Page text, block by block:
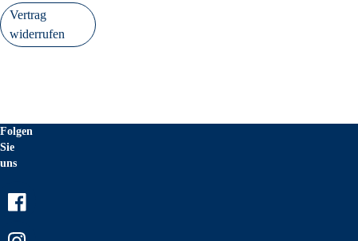
Vertrag
widerrufen
Folgen
Sie
uns